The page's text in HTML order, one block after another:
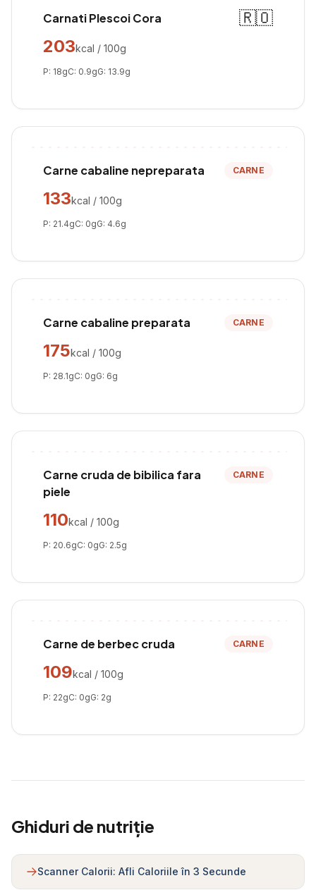
Carnati Plescoi Cora
🇷🇴
203kcal / 100g
P: 18gC: 0.9gG: 13.9g
Carne cabaline nepreparata CARNE
133kcal / 100g
P: 21.4gC: 0gG: 4.6g
Carne cabaline preparata CARNE
175kcal / 100g
P: 28.1gC: 0gG: 6g
Carne cruda de bibilica fara
piele
CARNE
110kcal / 100g
P: 20.6gC: 0gG: 2.5g
Carne de berbec cruda CARNE
109kcal / 100g
P: 22gC: 0gG: 2g
Ghiduri de nutriție
Scanner Calorii: Afli Caloriile în 3 Secunde